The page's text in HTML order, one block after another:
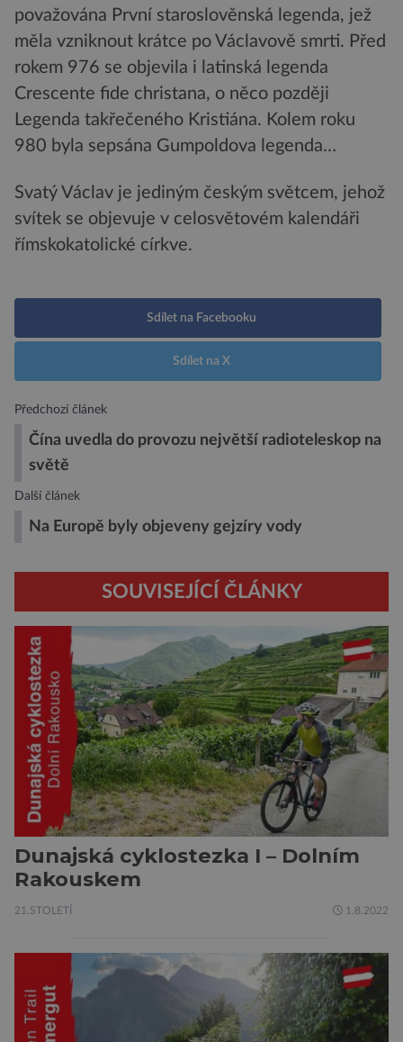
považována První staroslověnská legenda, jež
měla vzniknout krátce po Václavově smrti. Před
rokem 976 se objevila i latinská legenda
Crescente fide christana, o něco později
Legenda takřečeného Kristiána. Kolem roku
980 byla sepsána Gumpoldova legenda…
Svatý Václav je jediným českým světcem, jehož
svítek se objevuje v celosvětovém kalendáři
římskokatolické církve.
Sdílet na Facebooku
Sdílet na X
Předchozí článek
Čína uvedla do provozu největší radioteleskop na
světě
Další článek
Na Europě byly objeveny gejzíry vody
SOUVISEJÍCÍ ČLÁNKY
Dunajská cyklostezka I – Dolním
Rakouskem
21.STOLETÍ 1.8.2022